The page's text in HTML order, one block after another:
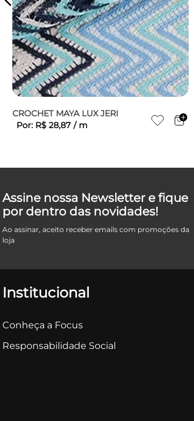
CROCHET MAYA LUX JERI
Por: R$ 28,87 / m
Assine nossa Newsletter e fique
por dentro das novidades!
Ao assinar, aceito receber emails com promoções da
loja
Institucional
Conheça a Focus
Responsabilidade Social